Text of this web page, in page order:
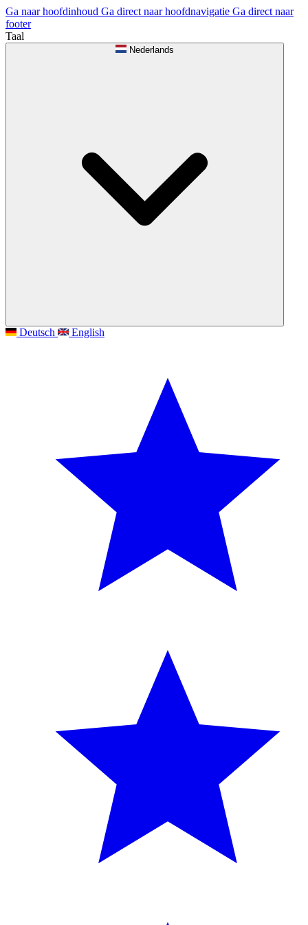
Ga naar hoofdinhoud Ga direct naar hoofdnavigatie Ga direct naar
footer
Taal
Nederlands
Deutsch English